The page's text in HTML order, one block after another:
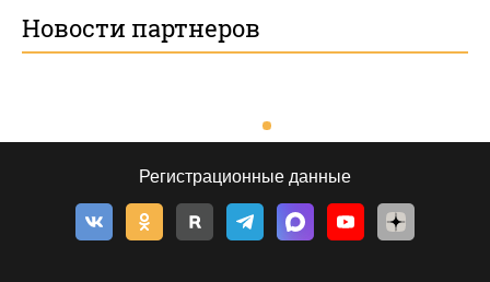
Новости партнеров
Регистрационные данные